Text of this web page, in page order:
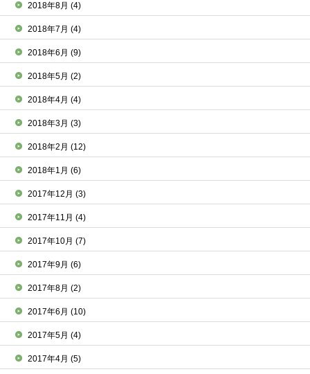
2018年8月(4)
2018年7月(4)
2018年6月(9)
2018年5月(2)
2018年4月(4)
2018年3月(3)
2018年2月(12)
2018年1月(6)
2017年12月(3)
2017年11月(4)
2017年10月(7)
2017年9月(6)
2017年8月(2)
2017年6月(10)
2017年5月(4)
2017年4月(5)